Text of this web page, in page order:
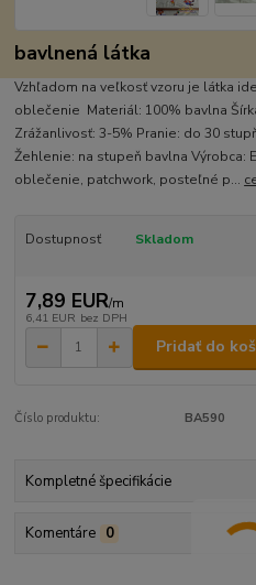
bavlnená látka
Vzhľadom na veľkosť vzoru je látka
oblečenie Materiál: 100% bavlna
Zrážanlivosť: 3-5% Pranie: do 30
Žehlenie: na stupeň bavlna Výrobca:
oblečenie, patchwork, posteľné p...
Dostupnosť Skladom
7,89 EUR/m
6,41 EUR bez DPH
Pridať do
Číslo produktu: BA590
Kompletné špecifikácie
Komentáre 0